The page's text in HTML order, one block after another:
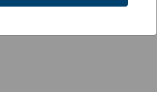
(np. Chrome, Edge, Safari,